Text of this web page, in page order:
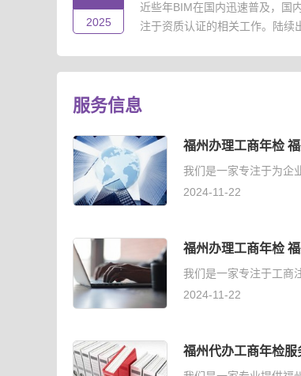
2025
近些年BIM在国内迅速普及，国
注于资质认证的相关工作。陆续
服务信息
福州办理工商年检
我们是一家专注于为企
2024-11-22
福州办理工商年检
我们是一家专注于工商
2024-11-22
福州代办工商年检